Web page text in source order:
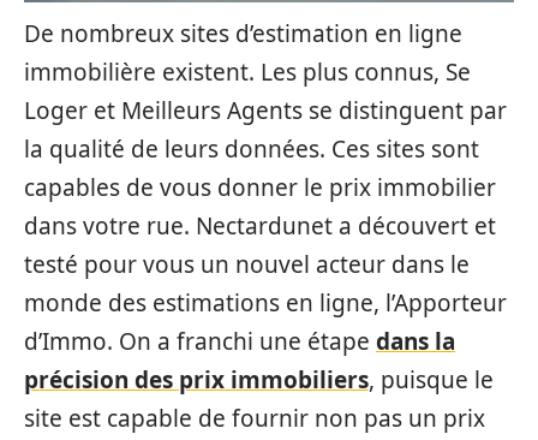
De nombreux sites d’estimation en ligne
immobilière existent. Les plus connus, Se
Loger et Meilleurs Agents se distinguent par
la qualité de leurs données. Ces sites sont
capables de vous donner le prix immobilier
dans votre rue. Nectardunet a découvert et
testé pour vous un nouvel acteur dans le
monde des estimations en ligne, l’Apporteur
d’Immo. On a franchi une étape dans la
précision des prix immobiliers, puisque le
site est capable de fournir non pas un prix